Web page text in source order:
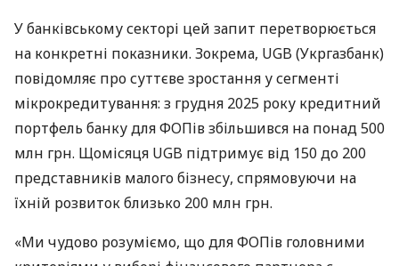
У банківському секторі цей запит перетворюється
на конкретні показники. Зокрема, UGB (Укргазбанк)
повідомляє про суттєве зростання у сегменті
мікрокредитування: з грудня 2025 року кредитний
портфель банку для ФОПів збільшився на понад 500
млн грн. Щомісяця UGB підтримує від 150 до 200
представників малого бізнесу, спрямовуючи на
їхній розвиток близько 200 млн грн.
«Ми чудово розуміємо, що для ФОПів головними